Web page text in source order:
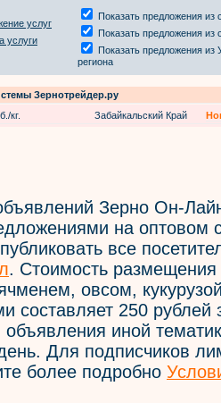
услуг
услуги
Показать предложения из
Показать предложения из
Показать предложения из
региона
Зернотрейдер.ру
кг. Забайкальский Край
Зерно Он-
на оптовом
все
. Стоимость
овсом,
составляет 250 рублей
иной
Для подписчиков
более подробно